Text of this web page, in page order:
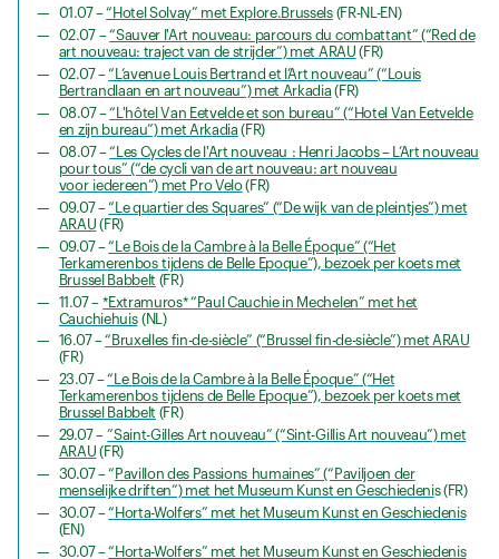
01.07 –“Hotel Solvay” met Explore.Brussels(FR-NL-EN)
02.07 –“Sauver l'Art nouveau: parcours du combattant” (“Red de
art nouveau: traject van de strijder”) met ARAU (FR)
02.07 –“L’avenue Louis Bertrand et l’Art nouveau” (“Louis
Bertrandlaan en art nouveau”) met Arkadia (FR)
08.07 –“L'hôtel Van Eetvelde et son bureau” (“Hotel Van Eetvelde
en zijn bureau”) met Arkadia (FR)
08.07 –“Les Cycles de l'Art nouveau : Henri Jacobs – L’Art nouveau
pour tous” (“de cycli van de art nouveau: art nouveau
voor iedereen”) met Pro Velo(FR)
09.07 –“Le quartier des Squares” (“De wijk van de pleintjes”) met
ARAU (FR)
09.07 –“Le Bois de la Cambre à la Belle Époque” (“Het
Terkamerenbos tijdens de Belle Epoque”), bezoek per koets met
Brussel Babbelt (FR)
11.07 –*Extramuros* “Paul Cauchie in Mechelen” met het
Cauchiehuis(NL)
16.07 –“Bruxelles fin-de-siècle” (“Brussel fin-de-siècle”) met ARAU
(FR)
23.07 –“Le Bois de la Cambre à la Belle Époque” (“Het
Terkamerenbos tijdens de Belle Epoque”), bezoek per koets met
Brussel Babbelt (FR)
29.07 –”Saint-Gilles Art nouveau” (“Sint-Gillis Art nouveau”) met
ARAU (FR)
30.07 – “ Pavillon des Passions humaines” (“Paviljoen der
menselijke driften”) met het Museum Kunst en Geschiedenis (FR)
30.07 –“Horta-Wolfers” met het Museum Kunst en Geschiedenis
(EN)
30.07 –“Horta-Wolfers” met het Museum Kunst en Geschiedenis